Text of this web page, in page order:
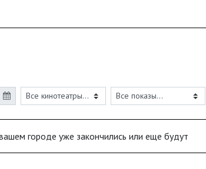
городе уже закончились или еще будут